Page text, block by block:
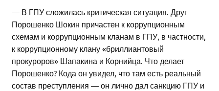
— В ГПУ сложилась критическая ситуация. Друг
Порошенко Шокин причастен к коррупционным
схемам и коррупционным кланам в ГПУ, в частности,
к коррупционному клану «бриллиантовый
прокуроров» Шапакина и Корнийца. Что делает
Порошенко? Кода он увидел, что там есть реальный
состав преступления — он лично дал санкцию ГПУ и